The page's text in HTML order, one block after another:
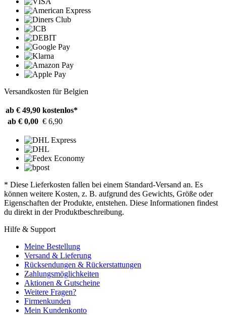
Versandkosten für Belgien
ab € 49,90 kostenlos*
ab € 0,00 € 6,90
* Diese Lieferkosten fallen bei einem Standard-Versand an. Es
können weitere Kosten, z. B. aufgrund des Gewichts, Größe oder
Eigenschaften der Produkte, entstehen. Diese Informationen findest
du direkt in der Produktbeschreibung.
Hilfe & Support
Meine Bestellung
Versand & Lieferung
Rücksendungen & Rückerstattungen
Zahlungsmöglichkeiten
Aktionen & Gutscheine
Weitere Fragen?
Firmenkunden
Mein Kundenkonto